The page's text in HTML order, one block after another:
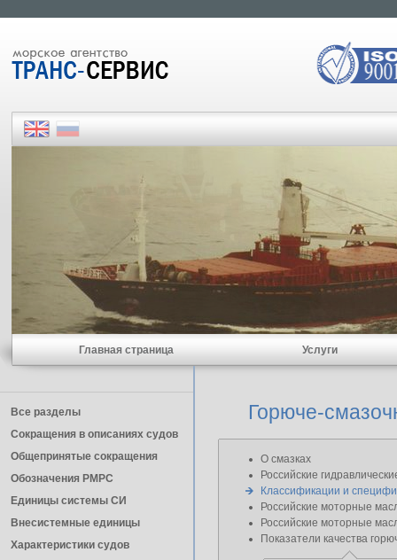
Главная страница Услуги
Все разделы
Сокращения в описаниях судов
Общепринятые сокращения
Обозначения РМРС
Единицы cистемы СИ
Внесистемные единицы
Характеристики судов
Горюче-
О смазках
Российские
Классификации и
Российские моторные
Российские моторные
Показатели качества